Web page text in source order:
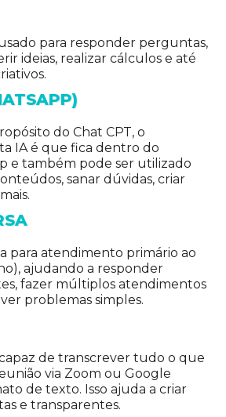
para responder perguntas,
ideias, realizar cálculos e até
)
do Chat CPT, o
IA é que fica dentro do
e também pode ser utilizado
sanar dúvidas, criar
para atendimento primário ao
ajudando a responder
fazer múltiplos atendimentos
problemas simples.
de transcrever tudo o que
via Zoom ou Google
de texto. Isso ajuda a criar
e transparentes.